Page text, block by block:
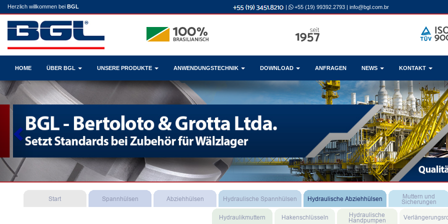
Herzlich willkommen bei BGL | +55 (19) 99392.2793 | info@bgl.com.br
HOME ÜBER BGL UNSERE PRODUKTE ANWENDUNGSTECHNIK DOWNLOAD ANFRAGEN NEWS KONTAKT
Previous